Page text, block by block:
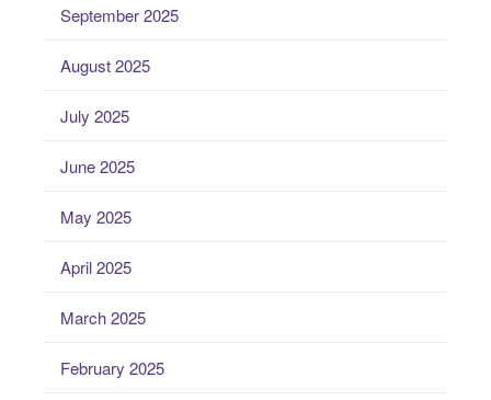
September 2025
August 2025
July 2025
June 2025
May 2025
April 2025
March 2025
February 2025